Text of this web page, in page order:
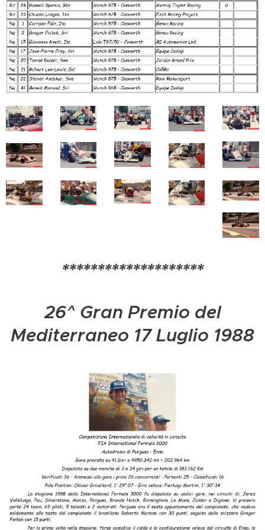
********************
26^ Gran Premio del
Mediterraneo 17 Luglio 1988